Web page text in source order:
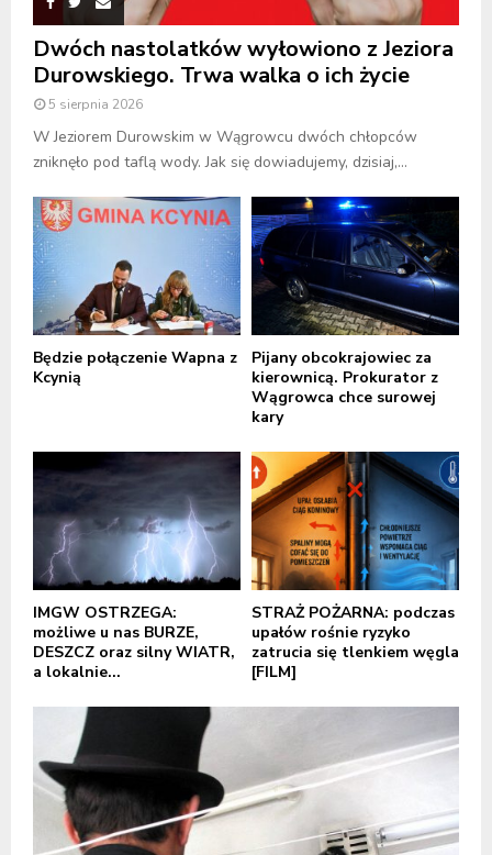
Dwóch nastolatków wyłowiono z Jeziora
Durowskiego. Trwa walka o ich życie
5 sierpnia 2026
W Jeziorem Durowskim w Wągrowcu dwóch chłopców
zniknęło pod taflą wody. Jak się dowiadujemy, dzisiaj,...
Będzie połączenie Wapna z
Kcynią
Pijany obcokrajowiec za
kierownicą. Prokurator z
Wągrowca chce surowej
kary
IMGW OSTRZEGA:
możliwe u nas BURZE,
DESZCZ oraz silny WIATR,
a lokalnie...
STRAŻ POŻARNA: podczas
upałów rośnie ryzyko
zatrucia się tlenkiem węgla
[FILM]